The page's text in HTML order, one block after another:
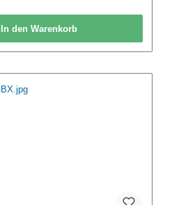
In den Warenkorb